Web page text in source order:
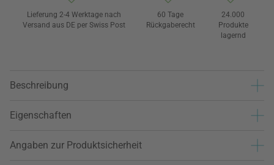
Lieferung 2-4 Werktage nach
Versand aus DE per Swiss Post
60 Tage
Rückgaberecht
24.000
Produkte
lagernd
Beschreibung
Eigenschaften
Angaben zur Produktsicherheit